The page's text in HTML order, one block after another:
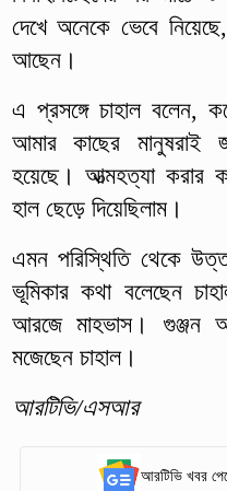
দেখে অনেকে ভেবে
আছেন।
এ প্রসঙ্গে চাহাল বলেন,
আমার কাছের মানুষরাই
হয়েছে। আত্মহত্যা করার
হাল ছেড়ে দিয়েছিলাম।
এমন পরিস্থিতি থেকে
ভূমিকার কথা বলেছেন
আরজে মাহভাস। গুঞ্জন
মজেছেন চাহাল।
আরটিভি/এসআর
আরটিভি খবর